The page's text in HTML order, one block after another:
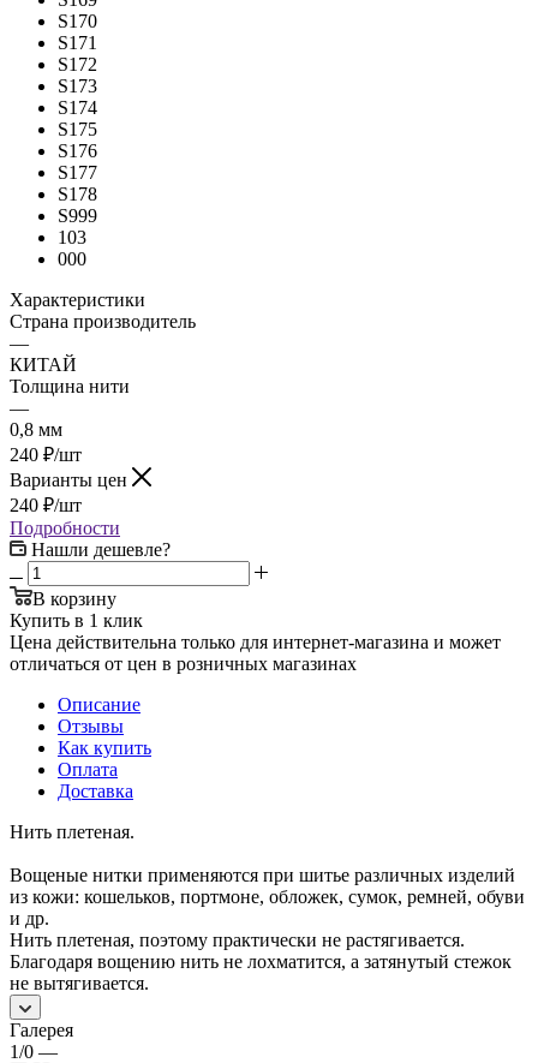
S170
S171
S172
S173
S174
S175
S176
S177
S178
S999
103
000
Характеристики
Страна производитель
—
КИТАЙ
Толщина нити
—
0,8 мм
240 ₽/шт
Варианты цен
240 ₽/шт
Подробности
Нашли дешевле?
В корзину
Купить в 1 клик
Цена действительна только для интернет-магазина и может
отличаться от цен в розничных магазинах
Описание
Отзывы
Как купить
Оплата
Доставка
Нить плетеная.
Вощеные нитки применяются при шитье различных изделий
из кожи: кошельков, портмоне, обложек, сумок, ремней, обуви
и др.
Нить плетеная, поэтому практически не растягивается.
Благодаря вощению нить не лохматится, а затянутый стежок
не вытягивается.
Галерея
1/0 —